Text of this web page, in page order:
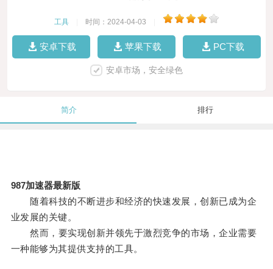
工具 时间：2024-04-03
安卓下载 苹果下载 PC下载
安卓市场，安全绿色
简介 排行
987加速器最新版
随着科技的不断进步和经济的快速发展，创新已成为企
业发展的关键。
然而，要实现创新并领先于激烈竞争的市场，企业需要
一种能够为其提供支持的工具。